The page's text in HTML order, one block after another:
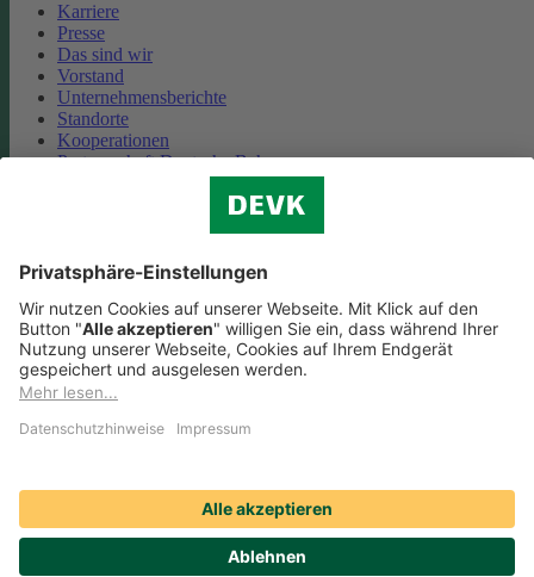
Karriere
Presse
Das sind wir
Vorstand
Unternehmensberichte
Standorte
Kooperationen
Partnerschaft Deutsche Bahn
Cookie-Einstellungen
Datenschutz
Impressum
Streitbeilegung
Nutzungshinweise
Compliance
Social Media Icons sowie Verlinkungen, die mit
sind, führen auf externe Seiten. Die DEVK ist für die dortigen